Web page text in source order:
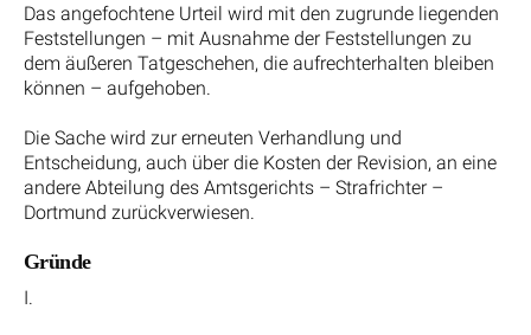
Das angefochtene Urteil wird mit den zugrunde liegenden
Feststellungen – mit Ausnahme der Feststellungen zu
dem äußeren Tatgeschehen, die aufrechterhalten bleiben
können – aufgehoben.
Die Sache wird zur erneuten Verhandlung und
Entscheidung, auch über die Kosten der Revision, an eine
andere Abteilung des Amtsgerichts – Strafrichter –
Dortmund zurückverwiesen.
Gründe
I.